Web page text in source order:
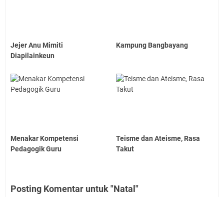
Jejer Anu Mimiti
Diapilainkeun
Kampung Bangbayang
Menakar Kompetensi
Pedagogik Guru
Teisme dan Ateisme, Rasa
Takut
Posting Komentar untuk "Natal"